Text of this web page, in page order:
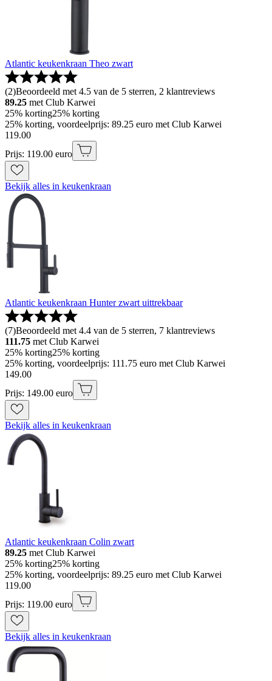
Atlantic keukenkraan Theo zwart
(2)Beoordeeld met 4.5 van de 5 sterren, 2 klantreviews
89.25 met Club Karwei
25% korting25% korting
25% korting, voordeelprijs: 89.25 euro met Club Karwei
119.00
Prijs: 119.00 euro
Bekijk alles in keukenkraan
Atlantic keukenkraan Hunter zwart uittrekbaar
(7)Beoordeeld met 4.4 van de 5 sterren, 7 klantreviews
111.75 met Club Karwei
25% korting25% korting
25% korting, voordeelprijs: 111.75 euro met Club Karwei
149.00
Prijs: 149.00 euro
Bekijk alles in keukenkraan
Atlantic keukenkraan Colin zwart
89.25 met Club Karwei
25% korting25% korting
25% korting, voordeelprijs: 89.25 euro met Club Karwei
119.00
Prijs: 119.00 euro
Bekijk alles in keukenkraan